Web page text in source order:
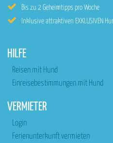
Bis zu 2 Geheimtipps pro Woche
Inklusive attraktiven EXKLUSIVEN
HILFE
Reisen mit Hund
Einreisebestimmungen mit Hund
VERMIETER
Login
Ferienunterkunft vermieten